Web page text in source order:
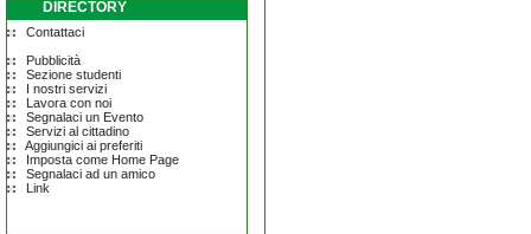
DIRECTORY
Contattaci
Pubblicità
Sezione studenti
I nostri servizi
Lavora con noi
Segnalaci un Evento
Servizi al cittadino
Aggiungici ai preferiti
Imposta come Home Page
Segnalaci ad un amico
Link